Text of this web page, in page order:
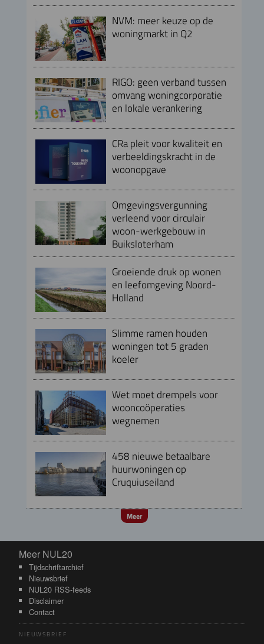
NVM: meer keuze op de
woningmarkt in Q2
RIGO: geen verband tussen
omvang woningcorporatie
en lokale verankering
CRa pleit voor kwaliteit en
verbeeldingskracht in de
woonopgave
Omgevingsvergunning
verleend voor circulair
woon-werkgebouw in
Buiksloterham
Groeiende druk op wonen
en leefomgeving Noord-
Holland
Slimme ramen houden
woningen tot 5 graden
koeler
Wet moet drempels voor
wooncoöperaties
wegnemen
458 nieuwe betaalbare
huurwoningen op
Cruquiuseiland
Meer
Meer NUL20
Meer NUL20
Tijdschriftarchief
Nieuwsbrief
NUL20 RSS-feeds
Disclaimer
Contact
NIEUWSBRIEF